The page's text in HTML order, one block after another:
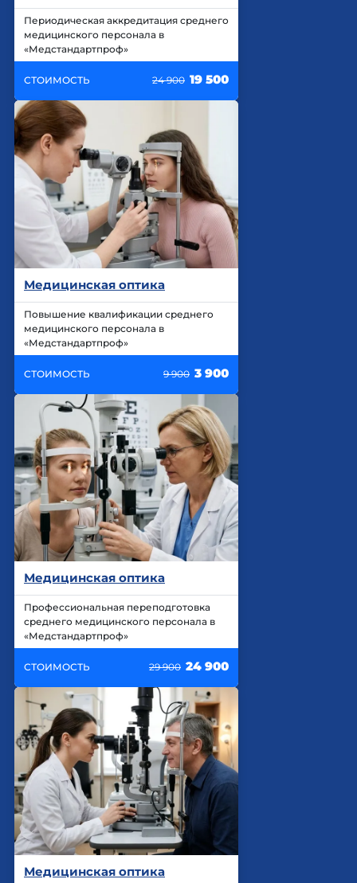
Периодическая аккредитация среднего
медицинского персонала в
«Медстандартпроф»
СТОИМОСТЬ 24 900 19 500
Медицинская оптика
Повышение квалификации среднего
медицинского персонала в
«Медстандартпроф»
СТОИМОСТЬ 9 900 3 900
Медицинская оптика
Профессиональная переподготовка
среднего медицинского персонала в
«Медстандартпроф»
СТОИМОСТЬ 29 900 24 900
Медицинская оптика